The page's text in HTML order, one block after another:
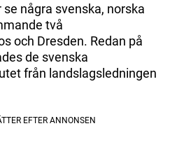
några svenska, norska
två
och Dresden. Redan på
de svenska
från landslagsledningen